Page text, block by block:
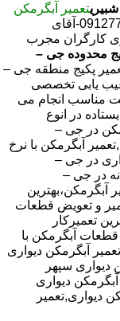
تعمیر آبگرمکن
,09127783292-آقای
کارگران مجرب
محدوده جی –
پکیج منطقه جی –
عیب یابی تخصصی
مناسب انجام می
در انوع
در جی –
آبگرمکن با نرخ
در جی –
در جی –
و تعویض قطعات
تعمیرکار
آبگرمکن با
آبگرمکن دیواری
دیواری سپهر
آبگرمکن دیواری
دیواری,تعمیر